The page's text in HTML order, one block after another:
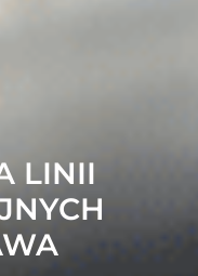
LINII